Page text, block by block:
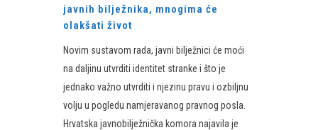
javnih bilježnika, mnogima će
olakšati život
Novim sustavom rada, javni bilježnici će moći
na daljinu utvrditi identitet stranke i što je
jednako važno utvrditi i njezinu pravu i ozbiljnu
volju u pogledu namjeravanog pravnog posla.
Hrvatska javnobilježnička komora najavila je